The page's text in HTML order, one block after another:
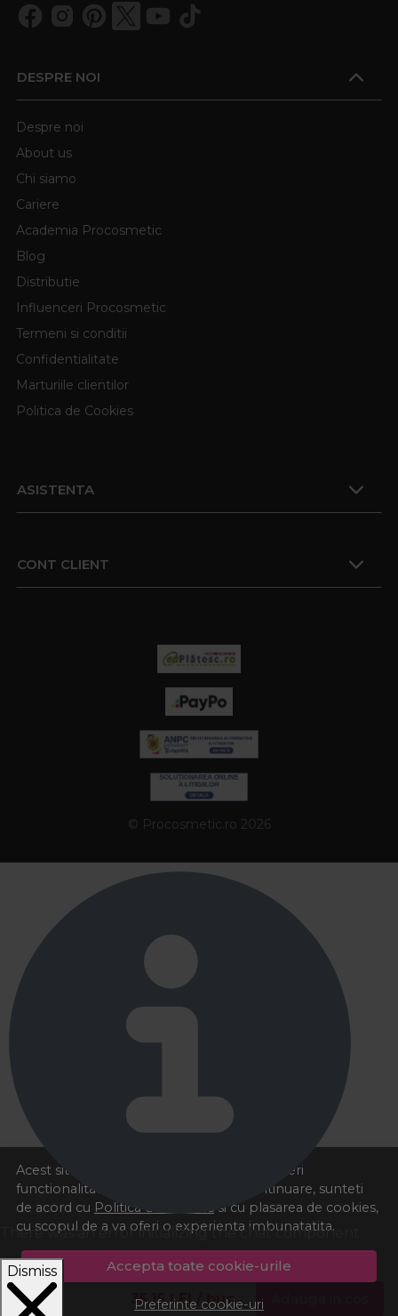
35,15LEI / buc
Acest site foloseste cookies pentru a va oferi
functionalitatea dorita. Navigand in continuare, sunteti
de acord cu Politica de cookies si cu plasarea de cookies,
cu scopul de a va oferi o experienta imbunatatita.
Accepta toate cookie-urile
Preferinte cookie-uri
DESPRE NOI
Despre noi
About us
Chi siamo
Cariere
Academia Procosmetic
Blog
Distributie
Influenceri Procosmetic
Termeni si conditii
Confidentialitate
Marturiile clientilor
Politica de Cookies
ASISTENTA
CONT CLIENT
© Procosmetic.ro 2026
There was an error initializing the chat component
Dismiss